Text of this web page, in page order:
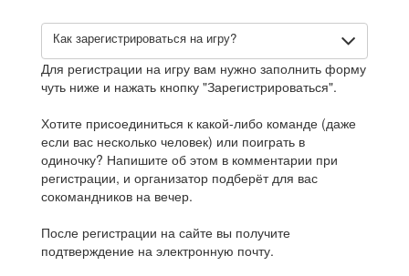
Как зарегистрироваться на игру?
Для регистрации на игру вам нужно заполнить форму
чуть ниже и нажать кнопку "Зарегистрироваться".
Хотите присоединиться к какой-либо команде (даже
если вас несколько человек) или поиграть в
одиночку? Напишите об этом в комментарии при
регистрации, и организатор подберёт для вас
сокомандников на вечер.
После регистрации на сайте вы получите
подтверждение на электронную почту.